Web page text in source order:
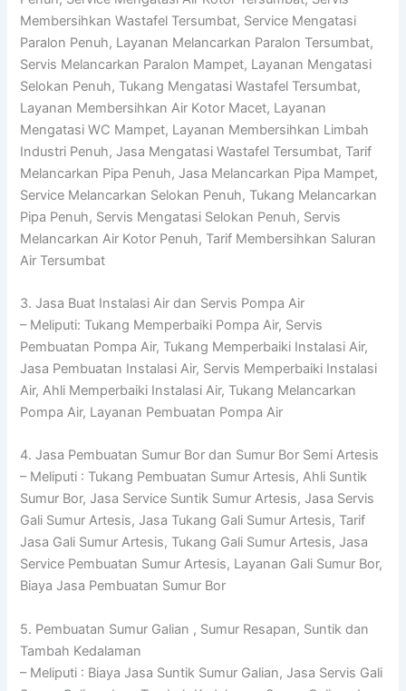
Membersihkan Wastafel Tersumbat, Service Mengatasi
Paralon Penuh, Layanan Melancarkan Paralon Tersumbat,
Servis Melancarkan Paralon Mampet, Layanan Mengatasi
Selokan Penuh, Tukang Mengatasi Wastafel Tersumbat,
Layanan Membersihkan Air Kotor Macet, Layanan
Mengatasi WC Mampet, Layanan Membersihkan Limbah
Industri Penuh, Jasa Mengatasi Wastafel Tersumbat, Tarif
Melancarkan Pipa Penuh, Jasa Melancarkan Pipa Mampet,
Service Melancarkan Selokan Penuh, Tukang Melancarkan
Pipa Penuh, Servis Mengatasi Selokan Penuh, Servis
Melancarkan Air Kotor Penuh, Tarif Membersihkan Saluran
Air Tersumbat
3. Jasa Buat Instalasi Air dan Servis Pompa Air
– Meliputi: Tukang Memperbaiki Pompa Air, Servis
Pembuatan Pompa Air, Tukang Memperbaiki Instalasi Air,
Jasa Pembuatan Instalasi Air, Servis Memperbaiki Instalasi
Air, Ahli Memperbaiki Instalasi Air, Tukang Melancarkan
Pompa Air, Layanan Pembuatan Pompa Air
4. Jasa Pembuatan Sumur Bor dan Sumur Bor Semi Artesis
– Meliputi : Tukang Pembuatan Sumur Artesis, Ahli Suntik
Sumur Bor, Jasa Service Suntik Sumur Artesis, Jasa Servis
Gali Sumur Artesis, Jasa Tukang Gali Sumur Artesis, Tarif
Jasa Gali Sumur Artesis, Tukang Gali Sumur Artesis, Jasa
Service Pembuatan Sumur Artesis, Layanan Gali Sumur Bor,
Biaya Jasa Pembuatan Sumur Bor
5. Pembuatan Sumur Galian , Sumur Resapan, Suntik dan
Tambah Kedalaman
– Meliputi : Biaya Jasa Suntik Sumur Galian, Jasa Servis Gali